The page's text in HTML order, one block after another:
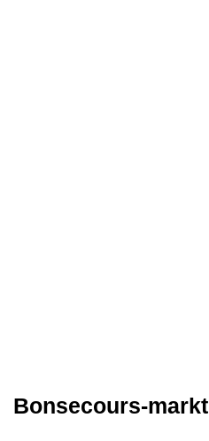
Bonsecours-markt